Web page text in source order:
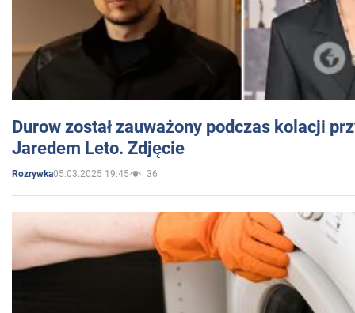
Durow został zauważony podczas kolacji
Jaredem Leto. Zdjęcie
Rozrywka05.03.2025 19:45 36